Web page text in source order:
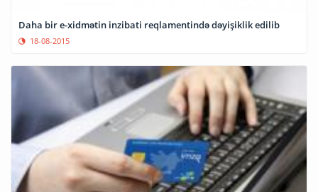
Daha bir e-xidmətin inzibati reqlamentində dəyişiklik edilib
18-08-2015